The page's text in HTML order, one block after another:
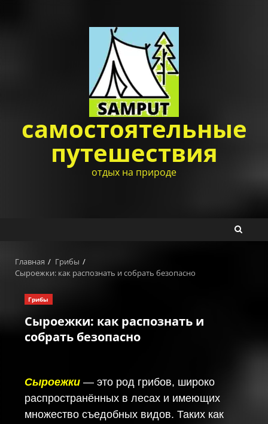
самостоятельные
путешествия
отдых на природе
Главная
Грибы
Сыроежки: как распознать и собрать безопасно
Грибы
Сыроежки: как распознать и
собрать безопасно
Сыроежки — это род грибов, широко
распространённых в лесах и имеющих
множество съедобных видов. Таких как